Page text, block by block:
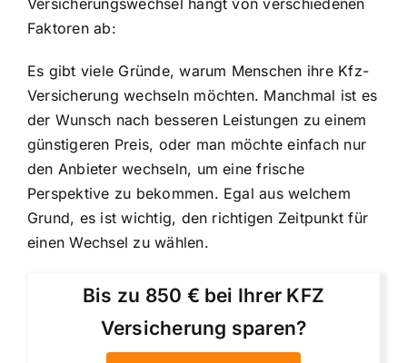
Faktoren ab:
Es gibt viele Gründe, warum Menschen ihre Kfz-
Versicherung wechseln möchten. Manchmal ist es
der Wunsch nach besseren Leistungen zu einem
günstigeren Preis, oder man möchte einfach nur
den Anbieter wechseln, um eine frische
Perspektive zu bekommen. Egal aus welchem
Grund, es ist wichtig, den richtigen Zeitpunkt für
einen Wechsel zu wählen.
Bis zu 850 € bei Ihrer KFZ
Versicherung sparen?